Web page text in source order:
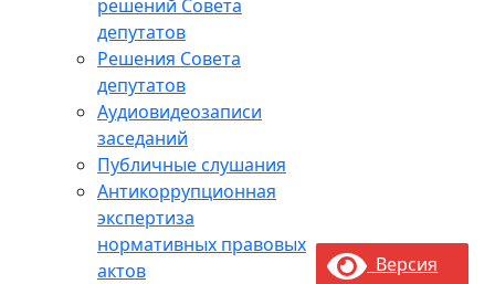
решений Совета
депутатов
Решения Совета
депутатов
Аудиовидеозаписи
заседаний
Публичные слушания
Антикоррупционная
экспертиза
нормативных правовых
актов
Версия